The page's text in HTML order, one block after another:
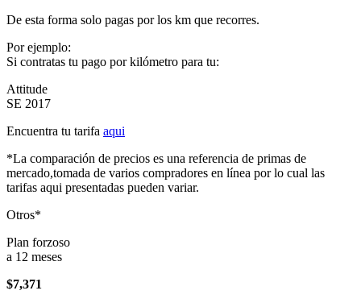
De esta forma solo pagas por los km que recorres.
Por ejemplo:
Si contratas tu pago por kilómetro para tu:
Attitude
SE 2017
Encuentra tu tarifa aqui
*La comparación de precios es una referencia de primas de
mercado,tomada de varios compradores en línea por lo cual las
tarifas aqui presentadas pueden variar.
Otros*
Plan forzoso
a 12 meses
$7,371